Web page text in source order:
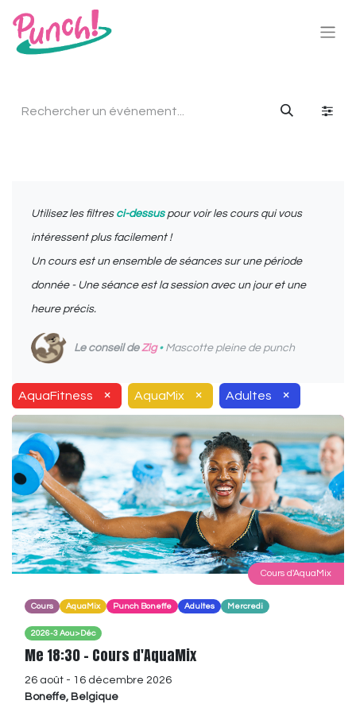
Utilisez les filtres ci-dessuspour voir les cours qui vous
intéressent plus facilement !
Un cours est un ensemble de séances sur une période
donnée - Une séance est la session avec un jour et une
heure précis.
Le conseil deZig •Mascotte pleine de punch
AquaFitness × AquaMix × Adultes ×
Cours d'AquaMix
Cours AquaMix Punch Boneffe Adultes Mercredi
2026-3 Aou>Déc
Me 18:30 - Cours d'AquaMix
26 août - 16 décembre 2026
Boneffe, Belgique